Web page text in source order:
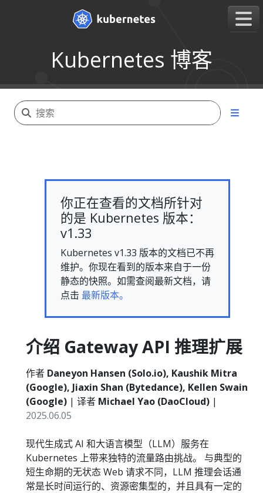
Kubernetes 博客
你正在查看的文档所针对
的是 Kubernetes 版本：
v1.33
Kubernetes v1.33 版本的文档已不再
维护。你现在看到的版本来自于一份
静态的快照。如需查阅最新文档，请
点击 最新版本。
介绍 Gateway API 推理扩展
作者 Daneyon Hansen (Solo.io), Kaushik Mitra
(Google), Jiaxin Shan (Bytedance), Kellen Swain
(Google) | 译者 Michael Yao (DaoCloud) |
2025.06.05
现代生成式 AI 和大语言模型（LLM）服务在
Kubernetes 上带来独特的流量路由挑战。 与典型的
短生命期的无状态 Web 请求不同，LLM 推理会话通
常是长时间运行的、资源密集型的，并且具有一定的